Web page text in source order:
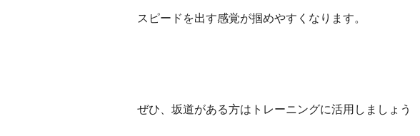
スピードを出す感覚が掴めやすくなります。
ぜひ、坂道がある方はトレーニングに活用しましょう